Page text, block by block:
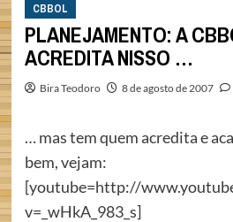
CBBOL
PLANEJAMENTO: A
ACREDITA NISSO …
Bira Teodoro 8 de agosto de 2007
… mas tem quem acredita e
bem, vejam:
[youtube=http://
v=_wHkA_983_s]